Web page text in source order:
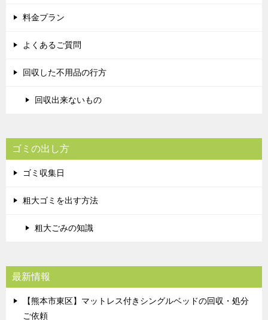
料金プラン
よくあるご質問
回収した不用品の行方
回収出来ないもの
ゴミの出し方
ゴミ収集日
粗大ゴミを出す方法
粗大ごみの知識
最新情報
【熊本市東区】マットレス付きシングルベッドの回収・処分
ご依頼